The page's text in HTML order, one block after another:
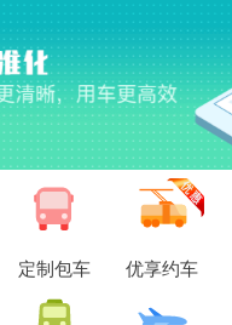
定制包车 优享约车